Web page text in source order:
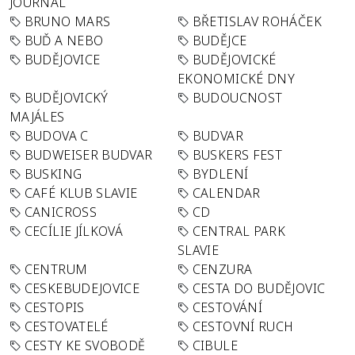
BRUNO MARS
BŘETISLAV ROHÁČEK
BUĎ A NEBO
BUDĚJCE
BUDĚJOVICE
BUDĚJOVICKÉ
EKONOMICKÉ DNY
BUDĚJOVICKÝ
MAJÁLES
BUDOUCNOST
BUDOVA C
BUDVAR
BUDWEISER BUDVAR
BUSKERS FEST
BUSKING
BYDLENÍ
CAFÉ KLUB SLAVIE
CALENDAR
CANICROSS
CD
CECÍLIE JÍLKOVÁ
CENTRAL PARK
SLAVIE
CENTRUM
CENZURA
CESKEBUDEJOVICE
CESTA DO BUDĚJOVIC
CESTOPIS
CESTOVÁNÍ
CESTOVATELÉ
CESTOVNÍ RUCH
CESTY KE SVOBODĚ
CIBULE